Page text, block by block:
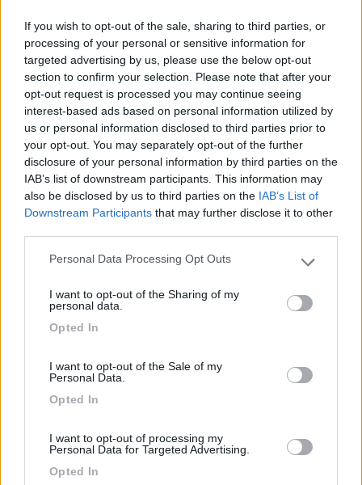
If you wish to opt-out of the sale, sharing to third parties, or
processing of your personal or sensitive information for
targeted advertising by us, please use the below opt-out
section to confirm your selection. Please note that after your
opt-out request is processed you may continue seeing
interest-based ads based on personal information utilized by
us or personal information disclosed to third parties prior to
your opt-out. You may separately opt-out of the further
disclosure of your personal information by third parties on the
IAB’s list of downstream participants. This information may
also be disclosed by us to third parties on the IAB’s List of
Downstream Participants that may further disclose it to other
Please note that this website/app uses one or more Google
not limited to your visit or usage behaviour. You may click to
grant or deny consent to Google and its third-party tags to
use your data for below specified purposes in below Google
Personal Data Processing Opt Outs
I want to opt-out of the Sharing of my
personal data.
Opted In
I want to opt-out of the Sale of my
Personal Data.
Opted In
I want to opt-out of processing my
Personal Data for Targeted Advertising.
Opted In
sergino55
199
Inserito il19/12/2020 alle:19:39:36
In risposta al messaggio di Emme48 18/12/2020 21:38:22
L'olio teme la luce, il caldo e l'ossigeno. Luce: tienilo al buio Caldo:
mettilo nella parte centrale del camper in basso, i pensili, sotto il sole,
sono il punto più caldo. Ossigeno: usa molti contenitori abbastanza
piccoli che terminerai velocemente prima che l'ossigeno faccia danni.
Marco
Io uso l'olio di oliva spray da 250 ml. Non perde olio in ogni
posizione, e non rischia di rompersi.
Sempre in movimento
camperos
4709
Inserito il
fai da te? ahi ahi ahi ahi, ora in ogni tuo viaggio ad ogni strano odore penserai
al camper... che si sta incendiando :)
8136
Inserito il20/12/2020